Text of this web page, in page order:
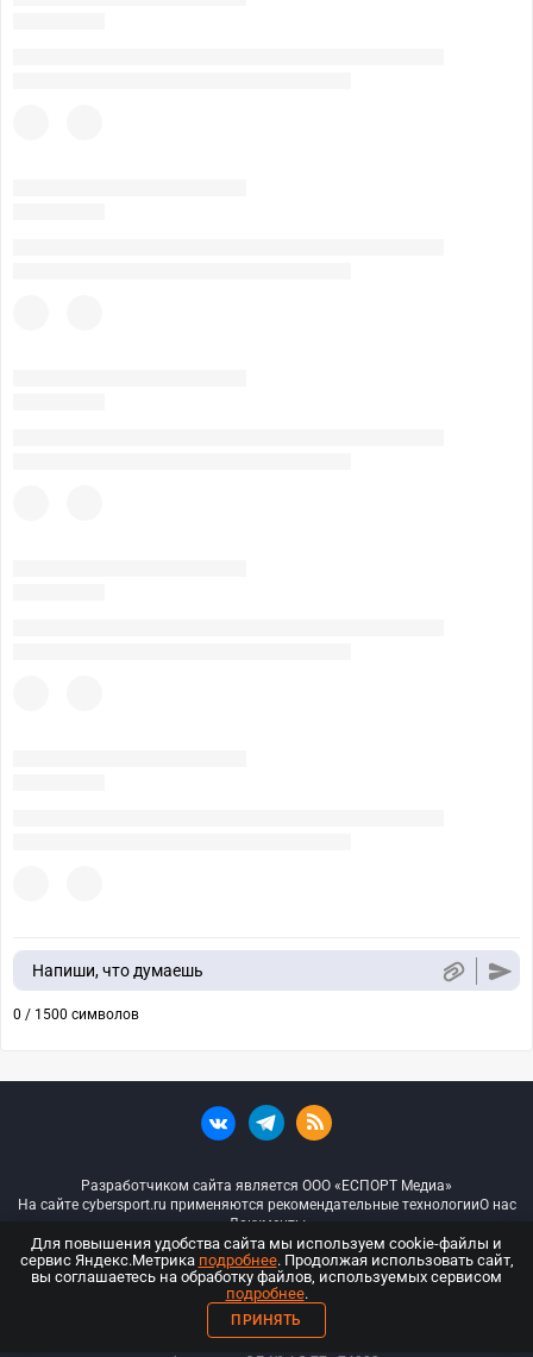
Напиши, что думаешь
0 / 1500 символов
Разработчиком сайта является ООО «ЕСПОРТ Медиа»
На сайте cybersport.ru применяются рекомендательные технологииО нас
Документы
© ООО «Киберспорт.ру» — Все права защищены
18+
ООО «Киберспорт.ру». Свидетельство о регистрации средств массовой
Для повышения удобства сайта мы используем cookie-файлы и
сервис Яндекс.Метрика подробнее. Продолжая использовать сайт,
вы соглашаетесь на обработку файлов, используемых сервисом
подробнее.
ПРИНЯТЬ